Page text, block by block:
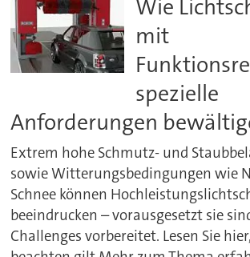
Wie
mit
spezielle
Anforderungen
Extrem hohe Schmutz- und
sowie Witterungsbedingungen wie
Schnee können
beeindrucken – vorausgesetzt sie
Challenges vorbereitet. Lesen Sie